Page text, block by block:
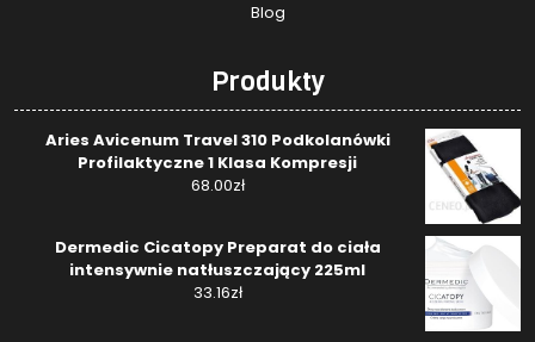
Blog
Produkty
Aries Avicenum Travel 310 Podkolanówki
Profilaktyczne 1 Klasa Kompresji
68.00zł
Dermedic Cicatopy Preparat do ciała
intensywnie natłuszczający 225ml
33.16zł